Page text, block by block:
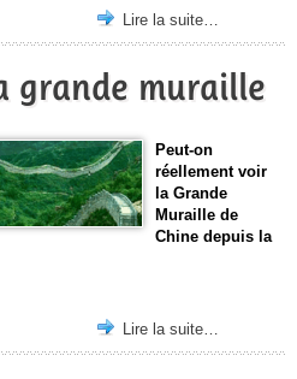
Lire la suite…
grande muraille
Peut-on
réellement voir
la Grande
Muraille de
Chine depuis la
Lire la suite…